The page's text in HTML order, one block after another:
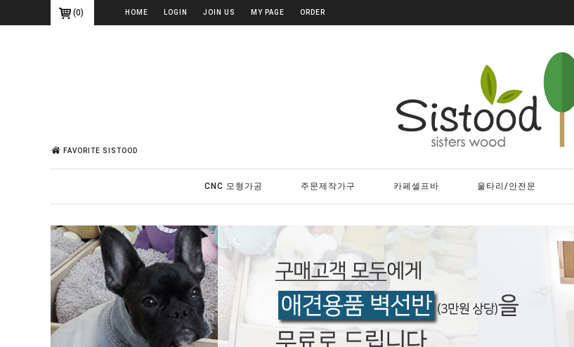
(0) HOME LOGIN JOIN US MY PAGE ORDER
FAVORITE SISTOOD
CNC 모형가공 주문제작가구 카페셀프바 울타리/안전문